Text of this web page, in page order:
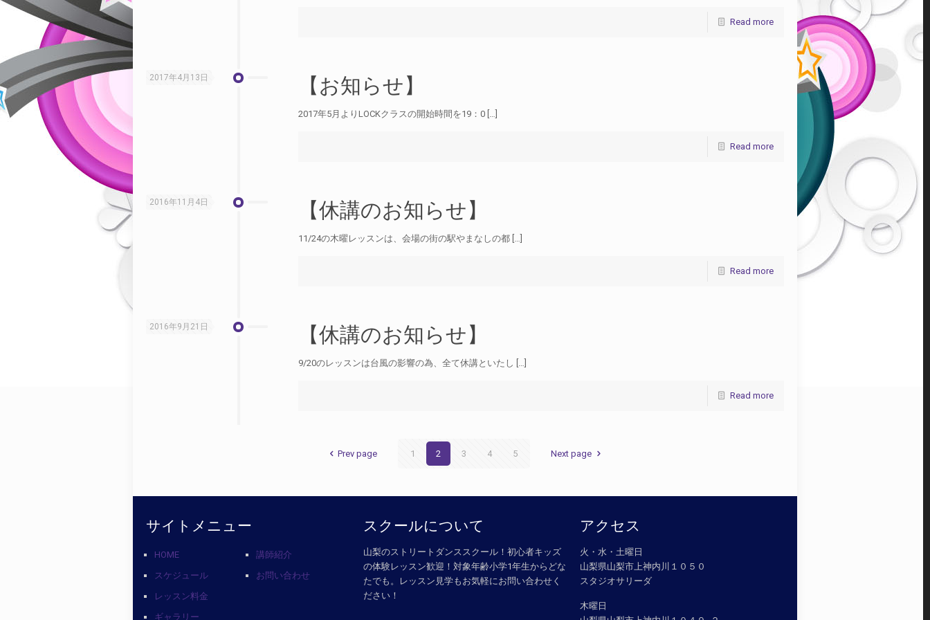
Read more
2017年4月13日 【お知らせ】
2017年5月よりLOCKクラスの開始時間を19：0 […]
Read more
2016年11月4日 【休講のお知らせ】
11/24の木曜レッスンは、会場の街の駅やまなしの都 […]
Read more
2016年9月21日 【休講のお知らせ】
9/20のレッスンは台風の影響の為、全て休講といたし […]
Read more
Prev page 1 2 3 4 5 Next page
サイトメニュー
HOME
スケジュール
レッスン料金
ギャラリー
講師紹介
お問い合わせ
スクールについて
山梨のストリートダンススクール！初心者キッズ
の体験レッスン歓迎！対象年齢小学1年生からどな
たでも。レッスン見学もお気軽にお問い合わせく
ださい！
アクセス
火・水・土曜日
​ 山梨県山梨市上神内川１０５０
​ スタジオサリーダ
木曜日